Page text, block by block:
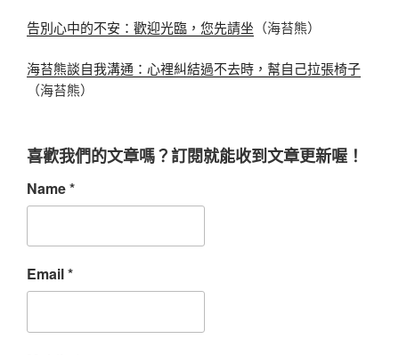
告別心中的不安：歡迎光臨，您先請坐 （海苔熊）
海苔熊談自我溝通：心裡糾結過不去時，幫自己拉張椅子
（海苔熊）
喜歡我們的文章嗎？訂閱就能收到文章更新喔！
Name*
Email*